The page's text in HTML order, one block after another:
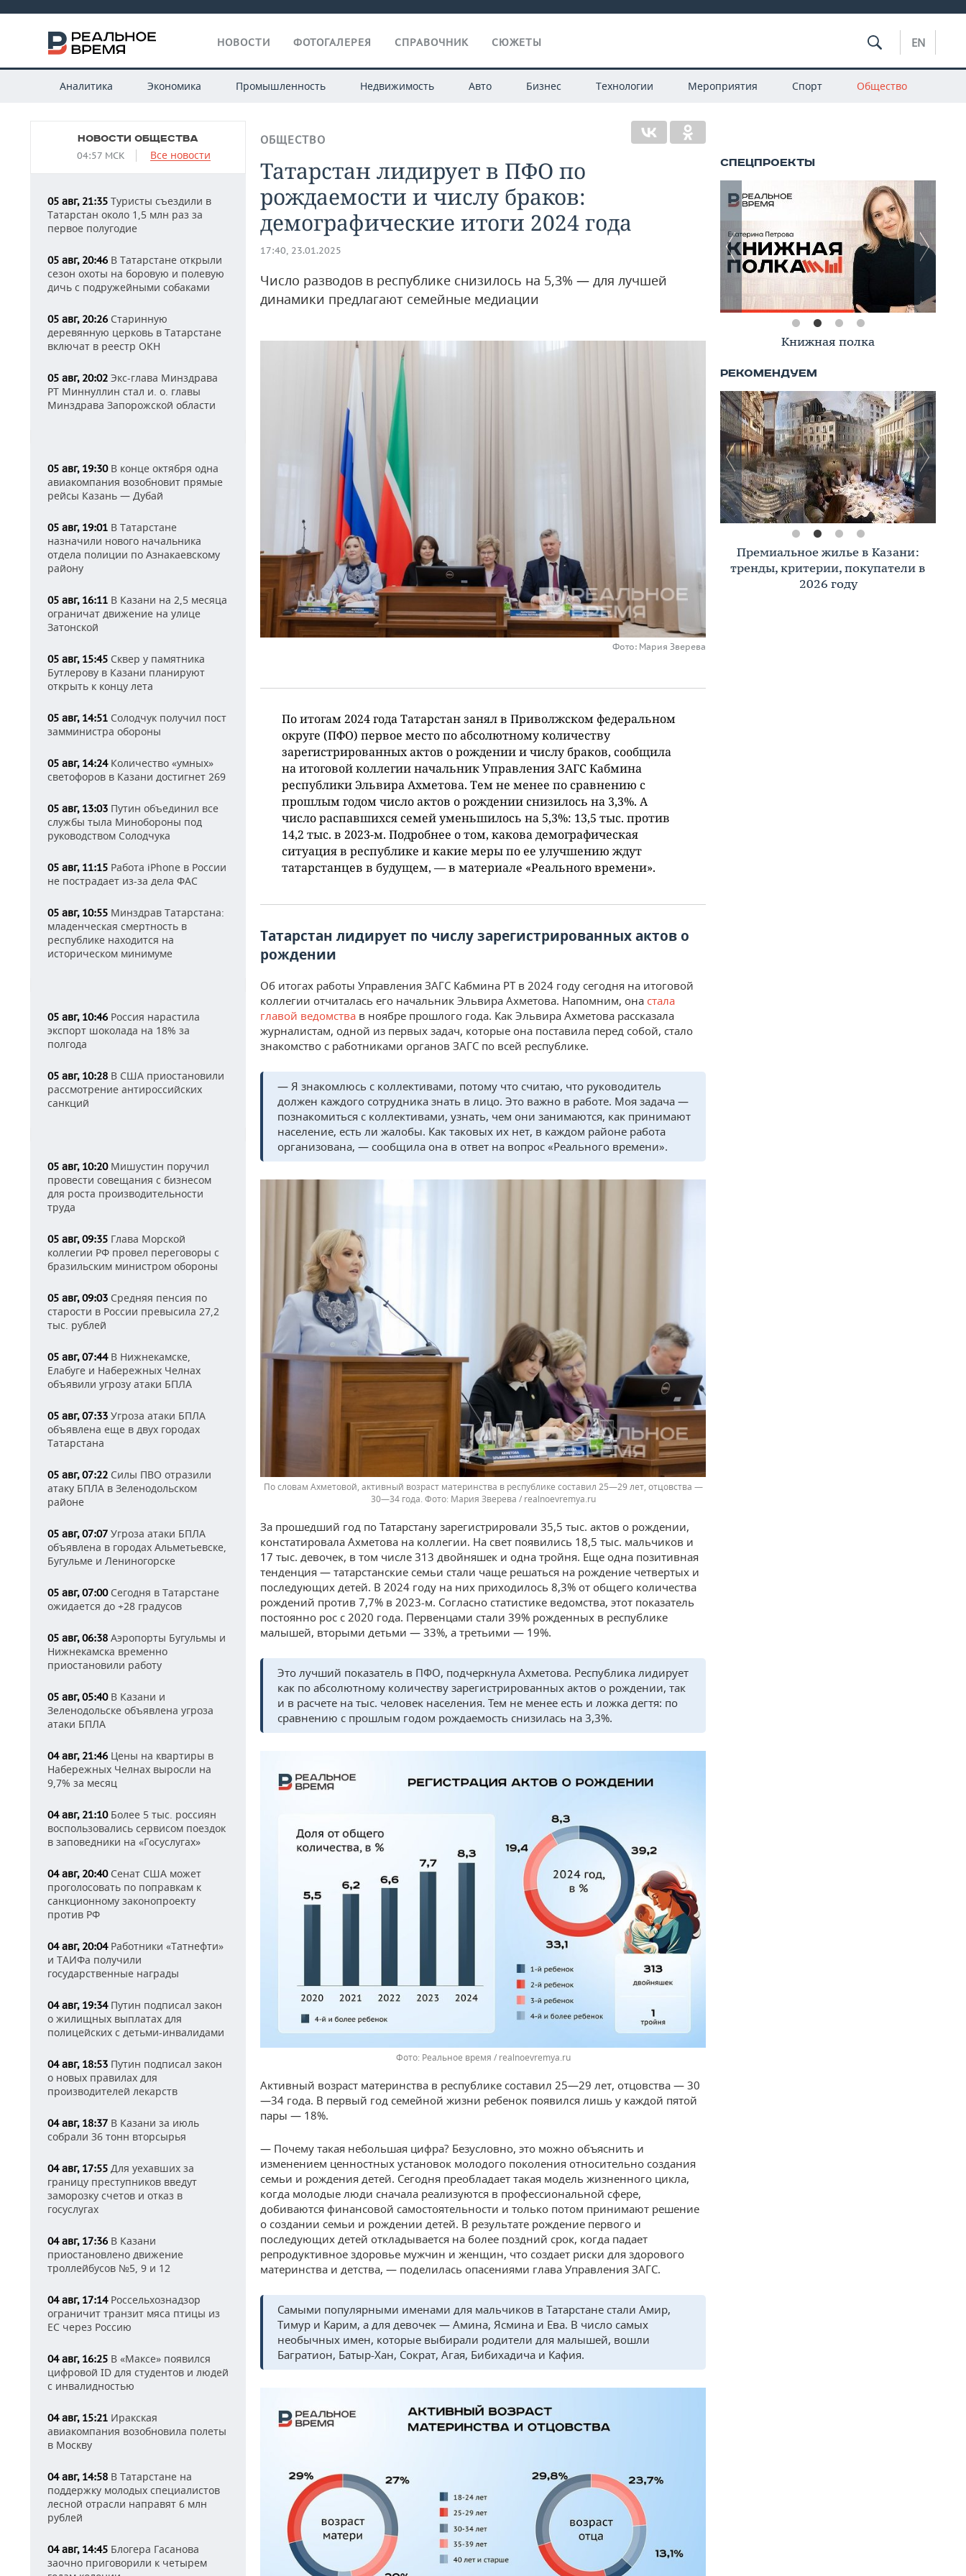
НОВОСТИ ФОТОГАЛЕРЕЯ СПРАВОЧНИК СЮЖЕТЫ EN
Аналитика Экономика Промышленность Недвижимость Авто Бизнес Технологии Мероприятия Спорт Общество
НОВОСТИ ОБЩЕСТВА
04:57 МСК Все новости
05 авг, 21:35 Туристы съездили в
Татарстан около 1,5 млн раз за
первое полугодие
05 авг, 20:46 В Татарстане открыли
сезон охоты на боровую и полевую
дичь с подружейными собаками
05 авг, 20:26 Старинную
деревянную церковь в Татарстане
включат в реестр ОКН
05 авг, 20:02 Экс-глава Минздрава
РТ Миннуллин стал и. о. главы
Минздрава Запорожской области
05 авг, 19:30В конце октября одна
авиакомпания возобновит прямые
рейсы Казань — Дубай
05 авг, 19:01 В Татарстане
назначили нового начальника
отдела полиции по Азнакаевскому
району
05 авг, 16:11 В Казани на 2,5 месяца
ограничат движение на улице
Затонской
05 авг, 15:45 Сквер у памятника
Бутлерову в Казани планируют
открыть к концу лета
05 авг, 14:51 Солодчук получил пост
замминистра обороны
05 авг, 14:24Количество «умных»
светофоров в Казани достигнет 269
05 авг, 13:03 Путин объединил все
службы тыла Минобороны под
руководством Солодчука
05 авг, 11:15 Работа iPhone в России
не пострадает из-за дела ФАС
05 авг, 10:55 Минздрав Татарстана:
младенческая смертность в
республике находится на
историческом минимуме
05 авг, 10:46 Россия нарастила
экспорт шоколада на 18% за
полгода
05 авг, 10:28 В США приостановили
рассмотрение антироссийских
санкций
05 авг, 10:20Мишустин поручил
провести совещания с бизнесом
для роста производительности
труда
05 авг, 09:35 Глава Морской
коллегии РФ провел переговоры с
бразильским министром обороны
05 авг, 09:03 Средняя пенсия по
старости в России превысила 27,2
тыс. рублей
05 авг, 07:44В Нижнекамске,
Елабуге и Набережных Челнах
объявили угрозу атаки БПЛА
05 авг, 07:33 Угроза атаки БПЛА
объявлена еще в двух городах
Татарстана
05 авг, 07:22 Силы ПВО отразили
атаку БПЛА в Зеленодольском
районе
05 авг, 07:07 Угроза атаки БПЛА
объявлена в городах Альметьевске,
Бугульме и Лениногорске
05 авг, 07:00Сегодня в Татарстане
ожидается до +28 градусов
05 авг, 06:38 Аэропорты Бугульмы и
Нижнекамска временно
приостановили работу
05 авг, 05:40В Казани и
Зеленодольске объявлена угроза
атаки БПЛА
04 авг, 21:46 Цены на квартиры в
Набережных Челнах выросли на
9,7% за месяц
04 авг, 21:10Более 5 тыс. россиян
воспользовались сервисом поездок
в заповедники на «Госуслугах»
04 авг, 20:40Сенат США может
проголосовать по поправкам к
санкционному законопроекту
против РФ
04 авг, 20:04Работники «Татнефти»
и ТАИФа получили
государственные награды
04 авг, 19:34Путин подписал закон
о жилищных выплатах для
полицейских с детьми-инвалидами
04 авг, 18:53 Путин подписал закон
о новых правилах для
производителей лекарств
04 авг, 18:37 В Казани за июль
собрали 36 тонн вторсырья
04 авг, 17:55 Для уехавших за
границу преступников введут
заморозку счетов и отказ в
госуслугах
04 авг, 17:36 В Казани
приостановлено движение
троллейбусов №5, 9 и 12
04 авг, 17:14Россельхознадзор
ограничит транзит мяса птицы из
ЕС через Россию
04 авг, 16:25 В «Максе» появился
цифровой ID для студентов и людей
с инвалидностью
04 авг, 15:21 Иракская
авиакомпания возобновила полеты
в Москву
04 авг, 14:58 В Татарстане на
поддержку молодых специалистов
лесной отрасли направят 6 млн
рублей
04 авг, 14:45 Блогера Гасанова
заочно приговорили к четырем
ОБЩЕСТВО
Татарстан лидирует в ПФО по
рождаемости и числу браков:
демографические итоги 2024 года
17:40, 23.01.2025
Число разводов в республике снизилось на 5,3% — для лучшей
динамики предлагают семейные медиации
Фото: Мария Зверева
По итогам 2024 года Татарстан занял в Приволжском федеральном
округе (ПФО) первое место по абсолютному количеству
зарегистрированных актов о рождении и числу браков, сообщила
на итоговой коллегии начальник Управления ЗАГС Кабмина
республики Эльвира Ахметова. Тем не менее по сравнению с
прошлым годом число актов о рождении снизилось на 3,3%. А
число распавшихся семей уменьшилось на 5,3%: 13,5 тыс. против
14,2 тыс. в 2023-м. Подробнее о том, какова демографическая
ситуация в республике и какие меры по ее улучшению ждут
татарстанцев в будущем, — в материале «Реального времени».
Татарстан лидирует по числу зарегистрированных актов о
рождении
Об итогах работы Управления ЗАГС Кабмина РТ в 2024 году сегодня на итоговой
коллегии отчиталась его начальник Эльвира Ахметова. Напомним, она стала
главой ведомства в ноябре прошлого года. Как Эльвира Ахметова рассказала
журналистам, одной из первых задач, которые она поставила перед собой, стало
знакомство с работниками органов ЗАГС по всей республике.
— Я знакомлюсь с коллективами, потому что считаю, что руководитель
должен каждого сотрудника знать в лицо. Это важно в работе. Моя задача —
познакомиться с коллективами, узнать, чем они занимаются, как принимают
население, есть ли жалобы. Как таковых их нет, в каждом районе работа
организована, — сообщила она в ответ на вопрос «Реального времени».
По словам Ахметовой, активный возраст материнства в республике составил 25—29 лет, отцовства —
30—34 года.
Мария Зверева / realnoevremya.ru
За прошедший год по Татарстану зарегистрировали 35,5 тыс. актов о рождении,
констатировала Ахметова на коллегии. На свет появились 18,5 тыс. мальчиков и
17 тыс. девочек, в том числе 313 двойняшек и одна тройня. Еще одна позитивная
тенденция — татарстанские семьи стали чаще решаться на рождение четвертых и
последующих детей. В 2024 году на них приходилось 8,3% от общего количества
рождений против 7,7% в 2023-м. Согласно статистике ведомства, этот показатель
постоянно рос с 2020 года. Первенцами стали 39% рожденных в республике
малышей, вторыми детьми — 33%, а третьими — 19%.
Это лучший показатель в ПФО, подчеркнула Ахметова. Республика лидирует
как по абсолютному количеству зарегистрированных актов о рождении, так
и в расчете на тыс. человек населения. Тем не менее есть и ложка дегтя: по
сравнению с прошлым годом рождаемость снизилась на 3,3%.
Реальное время / realnoevremya.ru
Активный возраст материнства в республике составил 25—29 лет, отцовства — 30
—34 года. В первый год семейной жизни ребенок появился лишь у каждой пятой
пары — 18%.
— Почему такая небольшая цифра? Безусловно, это можно объяснить и
изменением ценностных установок молодого поколения относительно создания
семьи и рождения детей. Сегодня преобладает такая модель жизненного цикла,
когда молодые люди сначала реализуются в профессиональной сфере,
добиваются финансовой самостоятельности и только потом принимают решение
о создании семьи и рождении детей. В результате рождение первого и
последующих детей откладывается на более поздний срок, когда падает
репродуктивное здоровье мужчин и женщин, что создает риски для здорового
материнства и детства, — поделилась опасениями глава Управления ЗАГС.
Самыми популярными именами для мальчиков в Татарстане стали Амир,
Тимур и Карим, а для девочек — Амина, Ясмина и Ева. В число самых
необычных имен, которые выбирали родители для малышей, вошли
Багратион, Батыр-Хан, Сократ, Агая, Бибихадича и Кафия.
Книжная полка
Премиальное жилье в Казани:
тренды, критерии, покупатели в
2026 году